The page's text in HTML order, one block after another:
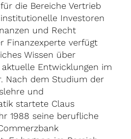
die Bereiche Vertrieb
Investoren
und Recht
Finanzexperte verfügt
Wissen über
Entwicklungen im
Nach dem Studium der
und
startete Claus
1988 seine berufliche